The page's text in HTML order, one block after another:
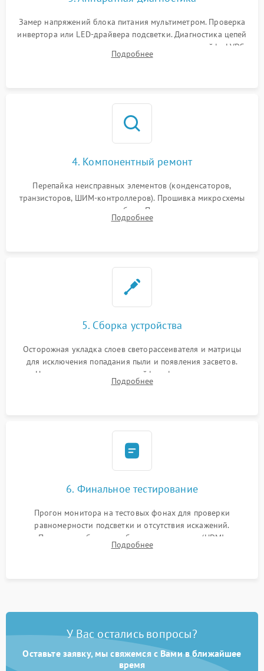
Поломка системы защиты
Замер напряжений блока питания мультиметром. Проверка
инвертора или LED-драйвера подсветки. Диагностика цепей
питания скалера и тестирование сигналов на шлейфе LVDS
Подробнее
4. Компонентный ремонт
Перепайка неисправных элементов (конденсаторов,
транзисторов, ШИМ-контроллеров). Прошивка микросхемы
памяти при программных сбоях. При поломке подсветки —
разборка матрицы и замена выгоревших светодиодов.
Подробнее
5. Сборка устройства
Осторожная укладка слоев светорассеивателя и матрицы
для исключения попадания пыли и появления засветов.
Надежное подключение шлейфов, фиксация плат и
аккуратное защелкивание пластикового корпуса монитора.
Подробнее
6. Финальное тестирование
Прогон монитора на тестовых фонах для проверки
равномерности подсветки и отсутствия искажений.
Проверка работоспособности всех портов (HDMI,
DisplayPort, VGA) и кнопок управления под нагрузкой в
Подробнее
У Вас остались вопросы?
Оставьте заявку, мы свяжемся с Вами в ближайшее
время